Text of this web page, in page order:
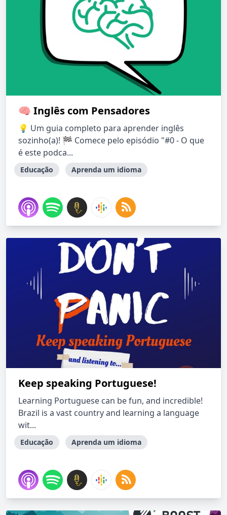
🧠 Inglês com Pensadores
💡 Um guia completo para aprender inglês
sozinho(a)! 🏁 Comece pelo episódio "#0 - O que
é este podca...
Educação Aprenda um idioma
Keep speaking Portuguese!
Learning Portuguese can be fun, and incredible!
Brazil is a vast country and learning a language
wit...
Educação Aprenda um idioma